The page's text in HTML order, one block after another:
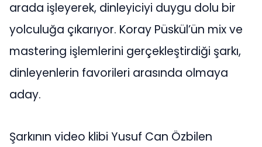
arada işleyerek, dinleyiciyi duygu dolu bir
yolculuğa çıkarıyor. Koray Püskül’ün mix ve
mastering işlemlerini gerçekleştirdiği şarkı,
dinleyenlerin favorileri arasında olmaya
aday.
Şarkının video klibi Yusuf Can Özbilen